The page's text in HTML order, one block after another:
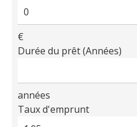
€
Durée du prêt (Années)
années
Taux d'emprunt